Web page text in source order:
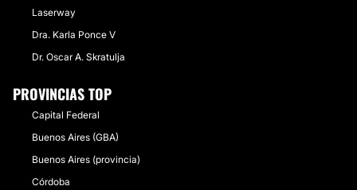
Laserway
Dra. Karla Ponce V
Dr. Oscar A. Skratulja
PROVINCIAS TOP
Capital Federal
Buenos Aires (GBA)
Buenos Aires (provincia)
Córdoba